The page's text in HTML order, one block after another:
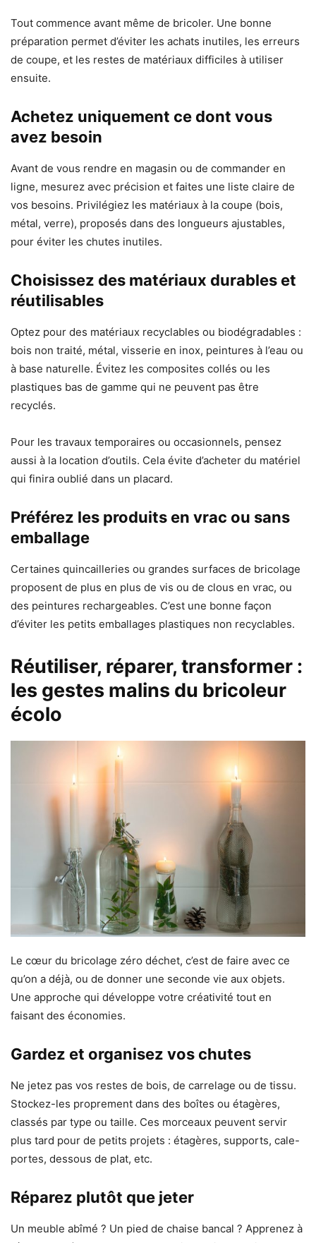
Tout commence avant même de bricoler. Une bonne
préparation permet d’éviter les achats inutiles, les erreurs
de coupe, et les restes de matériaux difficiles à utiliser
ensuite.
Achetez uniquement ce dont vous
avez besoin
Avant de vous rendre en magasin ou de commander en
ligne, mesurez avec précision et faites une liste claire de
vos besoins. Privilégiez les matériaux à la coupe (bois,
métal, verre), proposés dans des longueurs ajustables,
pour éviter les chutes inutiles.
Choisissez des matériaux durables et
réutilisables
Optez pour des matériaux recyclables ou biodégradables :
bois non traité, métal, visserie en inox, peintures à l’eau ou
à base naturelle. Évitez les composites collés ou les
plastiques bas de gamme qui ne peuvent pas être
recyclés.
Pour les travaux temporaires ou occasionnels, pensez
aussi à la location d’outils. Cela évite d’acheter du matériel
qui finira oublié dans un placard.
Préférez les produits en vrac ou sans
emballage
Certaines quincailleries ou grandes surfaces de bricolage
proposent de plus en plus de vis ou de clous en vrac, ou
des peintures rechargeables. C’est une bonne façon
d’éviter les petits emballages plastiques non recyclables.
Réutiliser, réparer, transformer :
les gestes malins du bricoleur
écolo
Le cœur du bricolage zéro déchet, c’est de faire avec ce
qu’on a déjà, ou de donner une seconde vie aux objets.
Une approche qui développe votre créativité tout en
faisant des économies.
Gardez et organisez vos chutes
Ne jetez pas vos restes de bois, de carrelage ou de tissu.
Stockez-les proprement dans des boîtes ou étagères,
classés par type ou taille. Ces morceaux peuvent servir
plus tard pour de petits projets : étagères, supports, cale-
portes, dessous de plat, etc.
Réparez plutôt que jeter
Un meuble abîmé ? Un pied de chaise bancal ? Apprenez à